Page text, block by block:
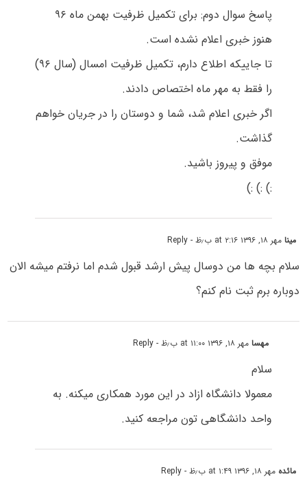
پاسخ سوال دوم: برای تکمیل ظرفیت بهمن ماه ۹۶
هنوز خبری اعلام نشده است.
تا جاییکه اطلاع دارم، تکمیل ظرفیت امسال (سال ۹۶)
را فقط به مهر ماه اختصاص دادند.
اگر خبری اعلام شد، شما و دوستان را در جریان خواهم
گذاشت.
موفق و پیروز باشید.
:) :) :)
مینامهر ۱۸, ۱۳۹۶ at ۲:۱۶ ب٫ظ - Reply
سلام بچه ها من دوسال پیش ارشد قبول شدم اما نرفتم میشه الان
دوباره برم ثبت نام کنم؟
مهسامهر ۱۸, ۱۳۹۶ at ۱۱:۰۰ ب٫ظ - Reply
سلام
معمولا دانشگاه ازاد در این مورد همکاری میکنه. به
واحد دانشگاهی تون مراجعه کنید.
مائده مهر ۱۸, ۱۳۹۶ at ۱:۴۹ ب٫ظ - Reply